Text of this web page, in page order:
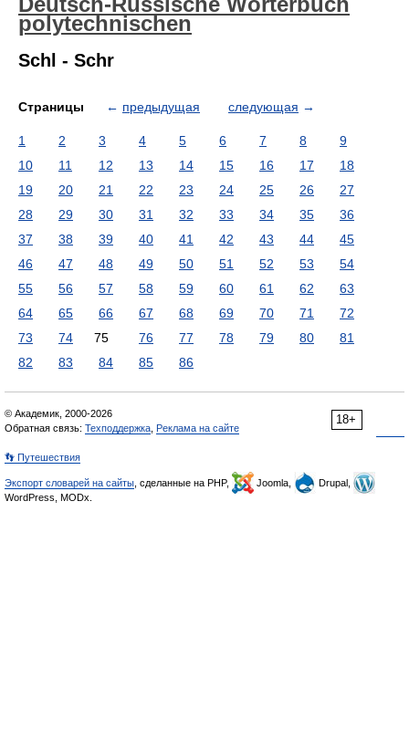
polytechnischen
Schl - Schr
Страницы ← предыдущая следующая →
1 2 3 4 5 6 7 8
9
10
11 12 13 14 15 16 17
18
19
20 21 22 23 24 25 26
27
28
29 30 31 32 33 34 35
36
37
38 39 40 41 42 43 44
45
46
47 48 49 50 51 52 53
54
55
56 57 58 59 60 61 62
63
64
65 66 67 68 69 70 71
72
73
74 75 76 77 78 79 80
81
82
83 84 85 86
18+
© Академик, 2000-2026
Обратная связь: Техподдержка Реклама на сайте
👣 Путешествия
Экспорт словарей на сайты , сделанные на PHP, Joomla,
Drupal,
WordPress, MODx.